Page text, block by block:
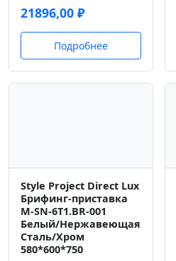
21896,00 ₽
Подробнее
Style Project Direct Lux
Брифинг-приставка
M-SN-6T1.BR-001
Белый/Нержавеющая
Сталь/Хром
580*600*750